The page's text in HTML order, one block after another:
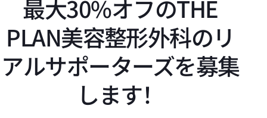
最大30%オフのTHE
PLAN美容整形外科のリ
アルサポーターズを募集
します！